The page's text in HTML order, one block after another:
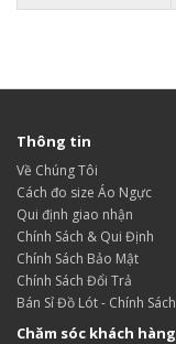
Thông tin
Về Chúng Tôi
Cách đo size Áo Ngực
Qui định giao nhận
Chính Sách & Qui Định
Chính Sách Bảo Mật
Chính Sách Đổi Trả
Bán Sỉ Đồ Lót - Chính Sách
Chăm sóc khách hàng